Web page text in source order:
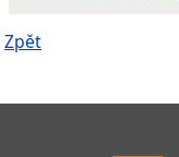
Zpět